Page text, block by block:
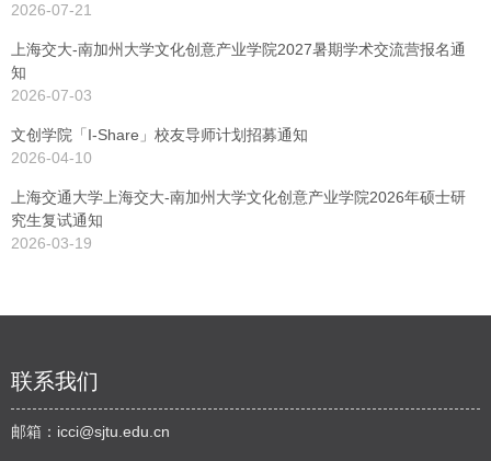
2026-07-21
上海交大-南加州大学文化创意产业学院2027暑期学术交流营报名通
知
2026-07-03
文创学院「I-Share」校友导师计划招募通知
2026-04-10
上海交通大学上海交大-南加州大学文化创意产业学院2026年硕士研
究生复试通知
2026-03-19
联系我们
邮箱： icci@sjtu.edu.cn